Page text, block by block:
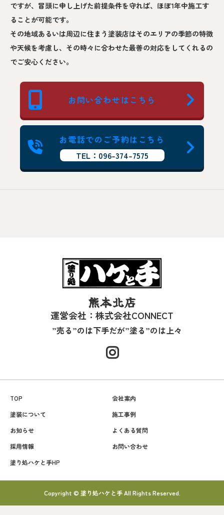
ですが、冒頭に申し上げた前提条件を守れば、ほぼ1年中施工す
ることが可能です。
その地域あるいは周辺に住まう塗装店はそのエリアの季節の特徴
や天候を考慮し、その時々に合わせた最善の対応をしてくれるの
でご安心ください。
お問い合わせはこちら
お電話でのご予約はこちら
TEL：096-374-7575
熊本北店
運営会社：株式会社CONNECT
”売る”のは下手だが”塗る”のは上々
TOP
会社案内
塗装について
施工事例
お知らせ
よくある質問
採用情報
お問い合わせ
塗り処ハケと手HP
Copyright © 塗り処ハケと手 All Rights Reserved.